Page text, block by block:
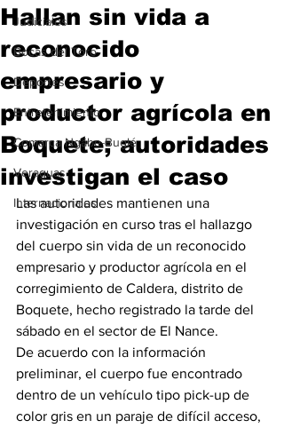
Judiciales
Bocas del Toro
Deportes
Entretenimiento
Comarca Ngäbe-Buglé
Veraguas
Internacionales
Hallan sin vida a
reconocido
empresario y
productor agrícola en
Boquete; autoridades
investigan el caso
Las autoridades mantienen una
investigación en curso tras el hallazgo
del cuerpo sin vida de un reconocido
empresario y productor agrícola en el
corregimiento de Caldera, distrito de
Boquete, hecho registrado la tarde del
sábado en el sector de El Nance.
De acuerdo con la información
preliminar, el cuerpo fue encontrado
dentro de un vehículo tipo pick-up de
color gris en un paraje de difícil acceso,